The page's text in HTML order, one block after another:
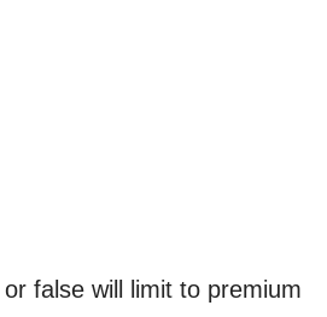
false will limit to premium